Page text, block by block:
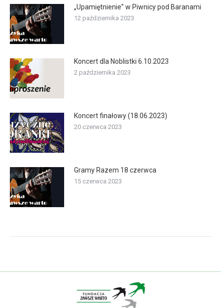
„Upamiętnienie” w Piwnicy pod Baranami
12 października 2023
Koncert dla Noblistki 6.10.2023
2 października 2023
Koncert finałowy (18.06.2023)
20 czerwca 2023
Gramy Razem 18 czerwca
15 czerwca 2023